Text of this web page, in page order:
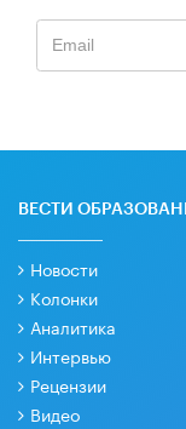
ВЕСТИ
Новости
Колонки
Аналитика
Интервью
Рецензии
Видео